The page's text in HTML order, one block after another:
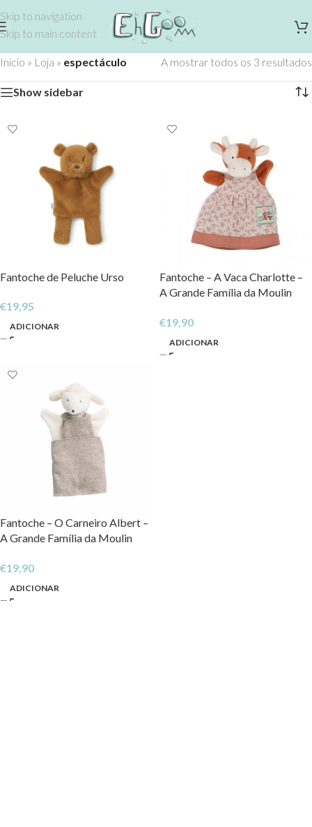
Skip to navigation
Skip to main content
Início » Loja » espectáculo A mostrar todos os 3 resultados
Show sidebar
Fantoche de Peluche Urso
€19,95
ADICIONAR
Fantoche – A Vaca Charlotte –
A Grande Família da Moulin
€19,90
ADICIONAR
Fantoche – O Carneiro Albert –
A Grande Família da Moulin
€19,90
ADICIONAR